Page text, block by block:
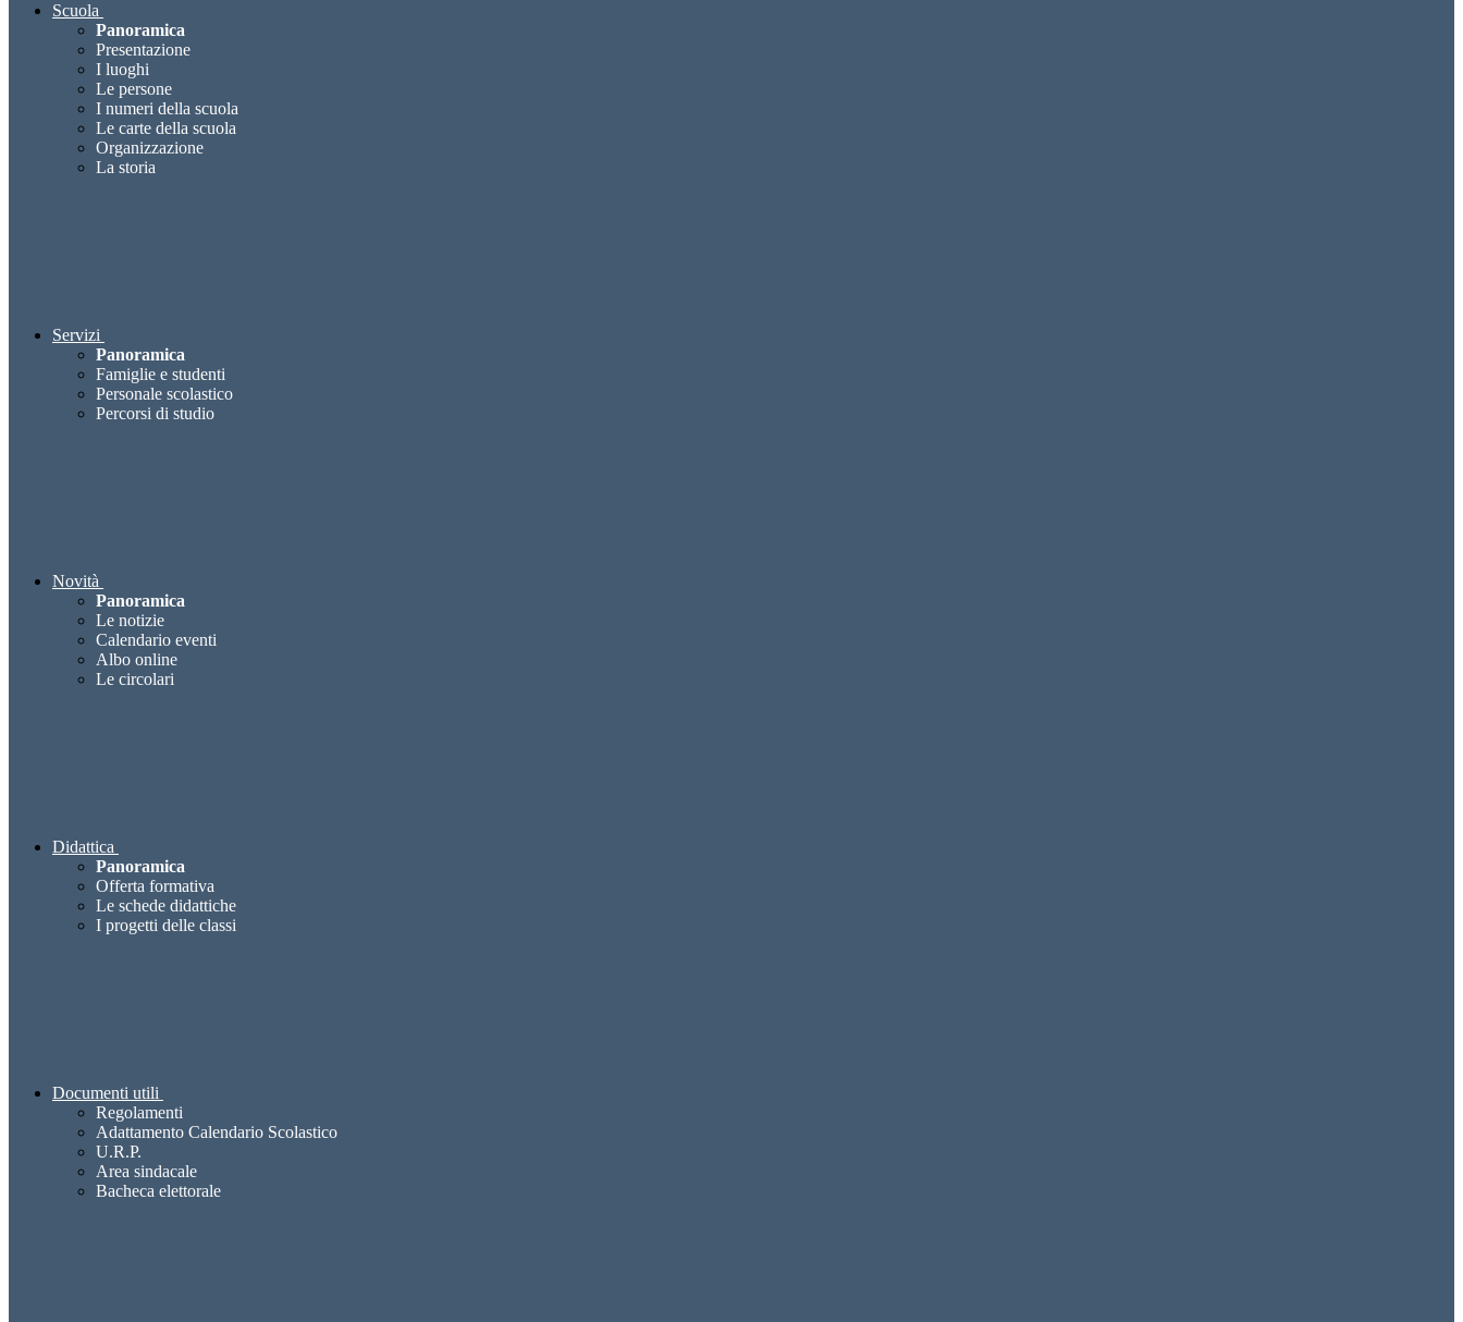
Scuola
Panoramica
Presentazione
I luoghi
Le persone
I numeri della scuola
Le carte della scuola
Organizzazione
La storia
Servizi
Panoramica
Famiglie e studenti
Personale scolastico
Percorsi di studio
Novità
Panoramica
Le notizie
Calendario eventi
Albo online
Le circolari
Didattica
Panoramica
Offerta formativa
Le schede didattiche
I progetti delle classi
Documenti utili
Regolamenti
Adattamento Calendario Scolastico
U.R.P.
Area sindacale
Bacheca elettorale